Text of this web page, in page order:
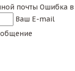
почты Ошибка в
Ваш E-mail